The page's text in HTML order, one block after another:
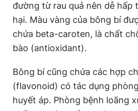
Theo dõi báo trên
Hotline
0906 645 777
Liên hệ
Đặt báo Quảng cáo RSS Tòa
Tổng biên tập: Nguyễn Ngọc Toàn
Phó tổng biên tập thường trực: Hải Thành
Phó tổng biên tập: Lâm Hiếu Dũng
đường từ rau quả nên dễ hấp
hại. Màu vàng của bông bí
chứa beta-caroten, là chất
bào (antioxidant).
Bông bí cũng chứa các hợp
(flavonoid) có tác dụng
huyết áp. Phòng bệnh loãng